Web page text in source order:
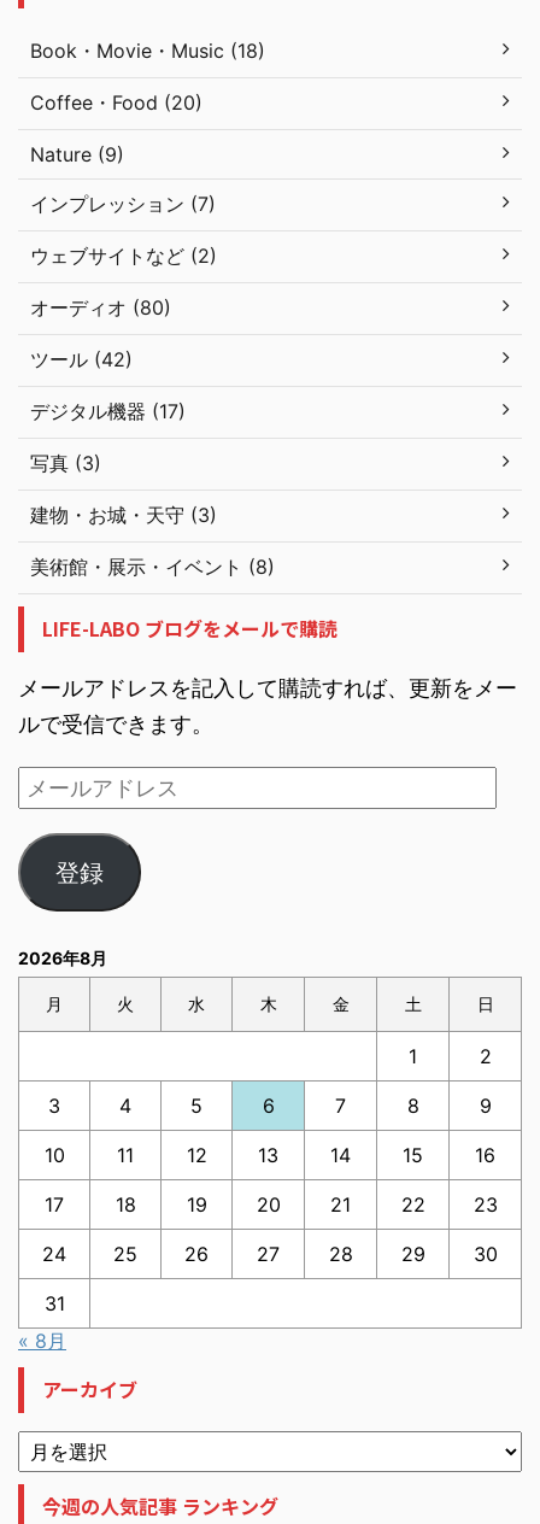
Book・Movie・Music (18)
Coffee・Food (20)
Nature (9)
インプレッション (7)
ウェブサイトなど (2)
オーディオ (80)
ツール (42)
デジタル機器 (17)
写真 (3)
建物・お城・天守 (3)
美術館・展示・イベント (8)
LIFE-LABO ブログをメールで購読
メールアドレスを記入して購読すれば、更新をメー
ルで受信できます。
登録
2026年8月
月 火 水 木 金 土 日
1 2
3 4 5 6 7 8 9
10 11 12 13 14 15 16
17 18 19 20 21 22 23
24 25 26 27 28 29 30
31
« 8月
アーカイブ
今週の人気記事 ランキング